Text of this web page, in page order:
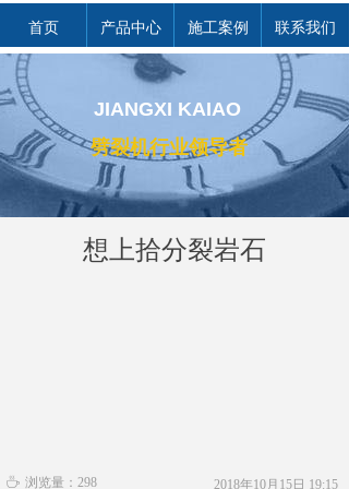
首页 产品中心 施工案例 联系我们
想上拾分裂岩石
2018年10月15日 19:15
ꄘ 浏览量： 298
JIANGXI KAIAO
劈裂机行业领导者